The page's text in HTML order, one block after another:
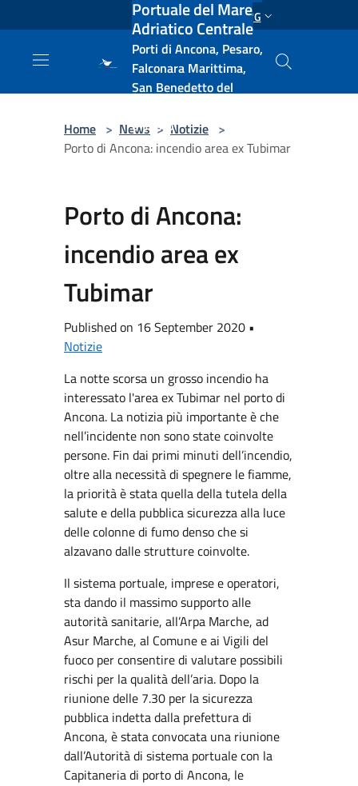
Salta al contenuto principale ENG
Portuale del Mare
Adriatico Centrale
Porti di Ancona, Pesaro,
Falconara Marittima,
San Benedetto del
e Vasto
Home > News > Notizie >
Porto di Ancona: incendio area ex Tubimar
Porto di Ancona:
incendio area ex
Tubimar
Published on 16 September 2020 •
Notizie
La notte scorsa un grosso incendio ha
interessato l'area ex Tubimar nel porto di
Ancona. La notizia più importante è che
nell’incidente non sono state coinvolte
persone. Fin dai primi minuti dell’incendio,
oltre alla necessità di spegnere le fiamme,
la priorità è stata quella della tutela della
salute e della pubblica sicurezza alla luce
delle colonne di fumo denso che si
alzavano dalle strutture coinvolte.
Il sistema portuale, imprese e operatori,
sta dando il massimo supporto alle
autorità sanitarie, all’Arpa Marche, ad
Asur Marche, al Comune e ai Vigili del
fuoco per consentire di valutare possibili
rischi per la qualità dell’aria. Dopo la
riunione delle 7.30 per la sicurezza
pubblica indetta dalla prefettura di
Ancona, è stata convocata una riunione
dall’Autorità di sistema portuale con la
Capitaneria di porto di Ancona, le